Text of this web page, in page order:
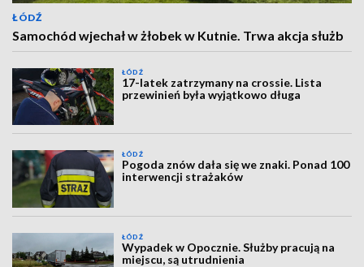
ŁÓDŹ
Samochód wjechał w żłobek w Kutnie. Trwa akcja służb
ŁÓDŹ
17-latek zatrzymany na crossie. Lista
przewinień była wyjątkowo długa
ŁÓDŹ
Pogoda znów dała się we znaki. Ponad 100
interwencji strażaków
ŁÓDŹ
Wypadek w Opocznie. Służby pracują na
miejscu, są utrudnienia